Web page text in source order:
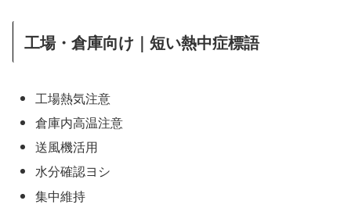
工場・倉庫向け｜短い熱中症標語
工場熱気注意
倉庫内高温注意
送風機活用
水分確認ヨシ
集中維持